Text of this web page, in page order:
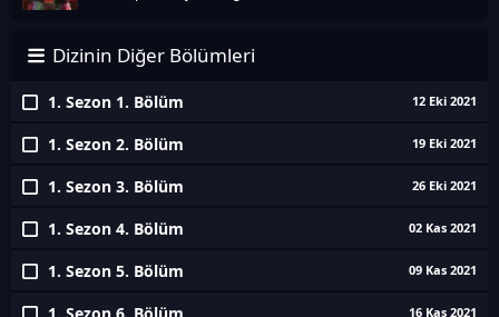
Dizinin Diğer Bölümleri
1. Sezon 1. Bölüm 12 Eki 2021
1. Sezon 2. Bölüm 19 Eki 2021
1. Sezon 3. Bölüm 26 Eki 2021
1. Sezon 4. Bölüm 02 Kas 2021
1. Sezon 5. Bölüm 09 Kas 2021
16 Kas 2021